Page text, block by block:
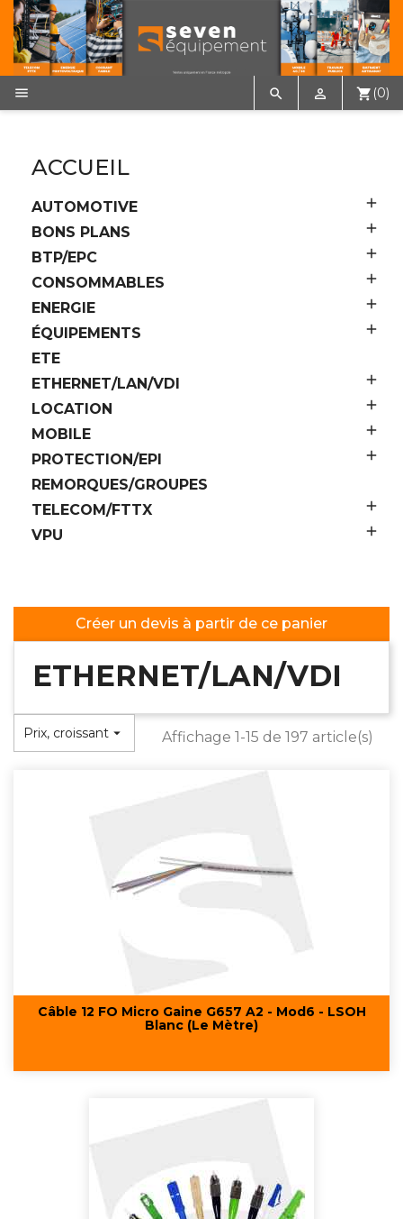
   shopping_cart (0)
ACCUEIL
AUTOMOTIVE 
BONS PLANS 
BTP/EPC 
CONSOMMABLES 
ENERGIE 
ÉQUIPEMENTS 
ETE
ETHERNET/LAN/VDI

LOCATION 
MOBILE 
PROTECTION/EPI 
REMORQUES/GROUPES
TELECOM/FTTX

VPU 
Créer un devis à partir de ce panier
ETHERNET/LAN/VDI
Prix, croissant  Affichage 1-15 de 197 article(s)
Câble 12 FO Micro Gaine G657 A2 - Mod6 - LSOH
Blanc (Le Mètre)